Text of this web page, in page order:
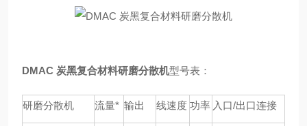
DMAC 炭黑复合材料研磨分散机型号表：
研磨分散机 流量* 输出 线速度 功率 入口/出口连接